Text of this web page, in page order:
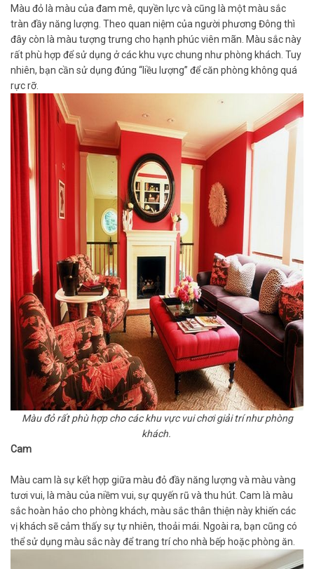
Màu đỏ là màu của đam mê, quyền lực và cũng là một màu sắc
tràn đầy năng lượng. Theo quan niệm của người phương Đông thì
đây còn là màu tượng trưng cho hạnh phúc viên mãn. Màu sắc này
rất phù hợp để sử dụng ở các khu vực chung như phòng khách. Tuy
nhiên, bạn cần sử dụng đúng “liều lượng” để căn phòng không quá
rực rỡ.
Màu đỏ rất phù hợp cho các khu vực vui chơi giải trí như phòng
khách.
Cam
Màu cam là sự kết hợp giữa màu đỏ đầy năng lượng và màu vàng
tươi vui, là màu của niềm vui, sự quyến rũ và thu hút. Cam là màu
sắc hoàn hảo cho phòng khách, màu sắc thân thiện này khiến các
vị khách sẽ cảm thấy sự tự nhiên, thoải mái. Ngoài ra, bạn cũng có
thể sử dụng màu sắc này để trang trí cho nhà bếp hoặc phòng ăn.